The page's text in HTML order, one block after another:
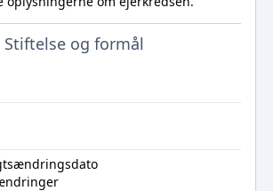
Stiftelse og formål